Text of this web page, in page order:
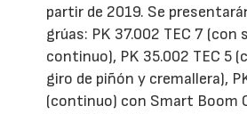
partir de 2019. Se
grúas: PK 37.002 TEC 7 (con
continuo), PK 35.002 TEC 5
giro de piñón y cremallera),
(continuo) con Smart Boom